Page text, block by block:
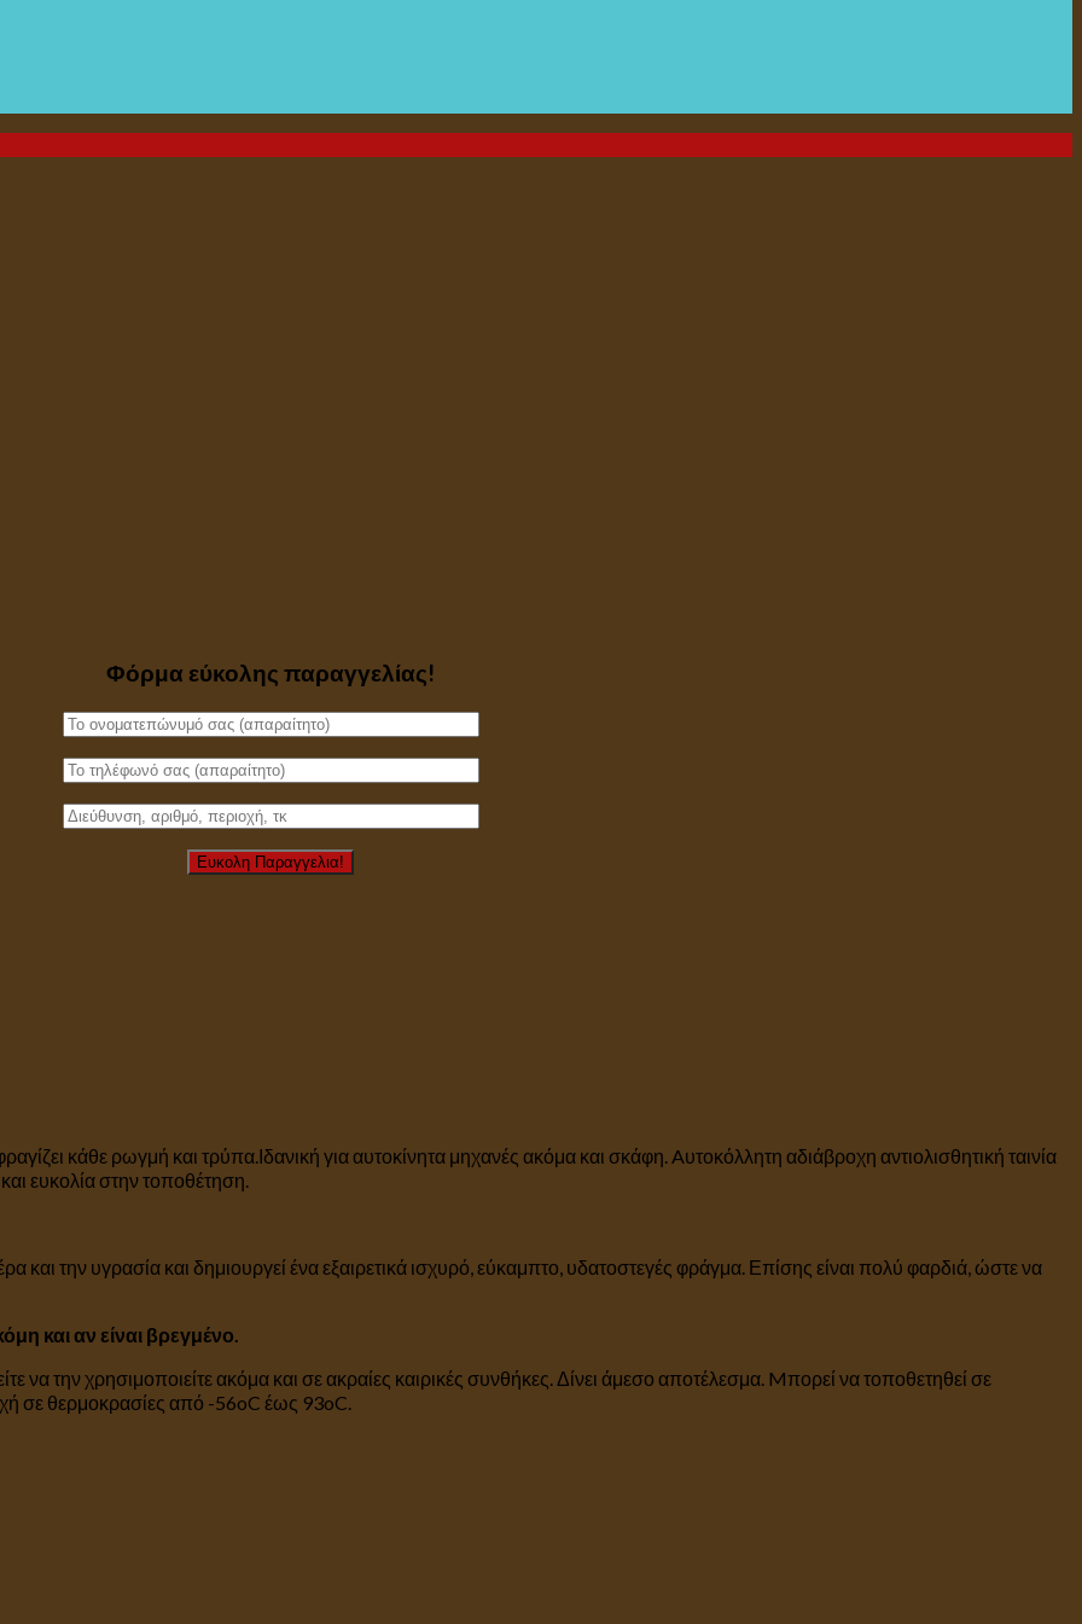
Φόρμα εύκολης παραγγελίας!
κάθε ρωγμή και τρύπα.Ιδανική για αυτοκίνητα μηχανές ακόμα και σκάφη. Aυτοκόλλητη αδιάβροχη αντιολισθητική ταινία
ευκολία στην τοποθέτηση.
και την υγρασία και δημιουργεί ένα εξαιρετικά ισχυρό, εύκαμπτο, υδατοστεγές φράγμα. Επίσης είναι πολύ φαρδιά, ώστε να
και αν είναι βρεγμένο.
να την χρησιμοποιείτε ακόμα και σε ακραίες καιρικές συνθήκες. Δίνει άμεσο αποτέλεσμα. Mπορεί να τοποθετηθεί σε
σε θερμοκρασίες από -56oC έως 93oC.